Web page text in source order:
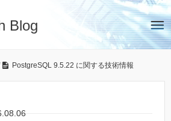
Blog
PostgreSQL 9.5.22 に関する技術情報